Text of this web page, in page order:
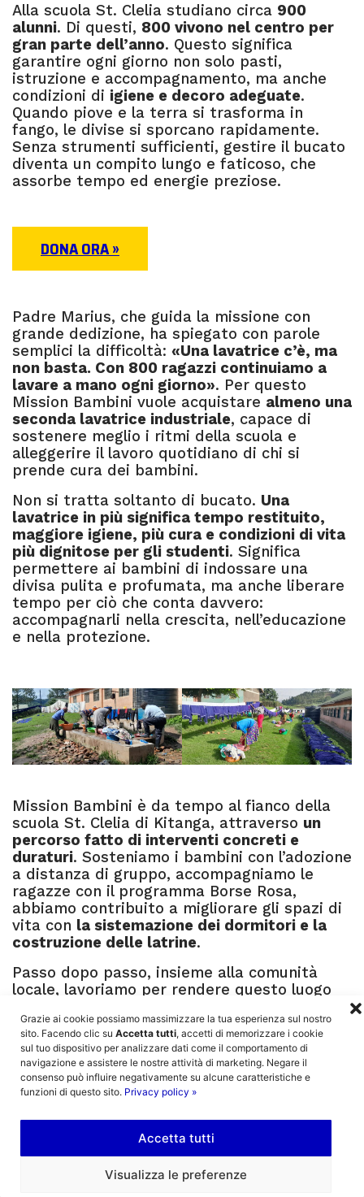
Grazie ai cookie possiamo massimizzare la tua esperienza sul nostro
sito. Facendo clic su Accetta tutti, accetti di memorizzare i cookie
sul tuo dispositivo per analizzare dati come il comportamento di
navigazione e assistere le nostre attività di marketing. Negare il
consenso può influire negativamente su alcune caratteristiche e
funzioni di questo sito. Privacy policy »
Accetta tutti
Visualizza le preferenze
Alla scuola St. Clelia studiano circa 900
alunni. Di questi, 800 vivono nel centro per
gran parte dell’anno. Questo significa
garantire ogni giorno non solo pasti,
istruzione e accompagnamento, ma anche
condizioni di igiene e decoro adeguate.
Quando piove e la terra si trasforma in
fango, le divise si sporcano rapidamente.
Senza strumenti sufficienti, gestire il bucato
diventa un compito lungo e faticoso, che
assorbe tempo ed energie preziose.
DONA ORA »
Padre Marius, che guida la missione con
grande dedizione, ha spiegato con parole
semplici la difficoltà: «Una lavatrice c’è, ma
non basta. Con 800 ragazzi continuiamo a
lavare a mano ogni giorno». Per questo
Mission Bambini vuole acquistare almeno una
seconda lavatrice industriale, capace di
sostenere meglio i ritmi della scuola e
alleggerire il lavoro quotidiano di chi si
prende cura dei bambini.
Non si tratta soltanto di bucato. Una
lavatrice in più significa tempo restituito,
maggiore igiene, più cura e condizioni di vita
più dignitose per gli studenti. Significa
permettere ai bambini di indossare una
divisa pulita e profumata, ma anche liberare
tempo per ciò che conta davvero:
accompagnarli nella crescita, nell’educazione
e nella protezione.
Mission Bambini è da tempo al fianco della
scuola St. Clelia di Kitanga, attraverso un
percorso fatto di interventi concreti e
duraturi. Sosteniamo i bambini con l’adozione
a distanza di gruppo, accompagniamo le
ragazze con il programma Borse Rosa,
abbiamo contribuito a migliorare gli spazi di
vita con la sistemazione dei dormitori e la
costruzione delle latrine.
Passo dopo passo, insieme alla comunità
locale, lavoriamo per rendere questo luogo
offrire opportunità reali. Oggiuna nuova
lavatrice industriale può sembrare un aiuto
semplice , ma per centinaia di bambini
rappresentaun cambiamento concreto nella
vita di ogni giorno.
DONA ORA »